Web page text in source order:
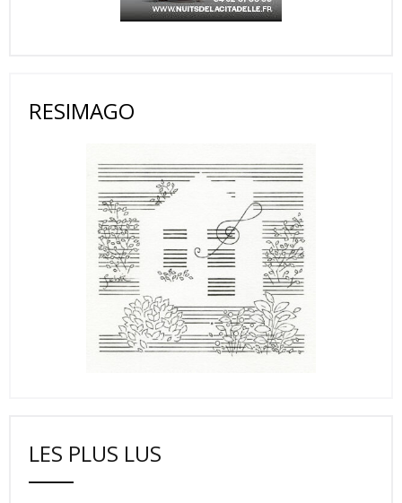
RESIMAGO
LES PLUS LUS